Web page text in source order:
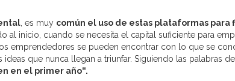
, es muy común el uso de estas plataformas para
al inicio, cuando se necesita el capital suficiente para
emprendedores se pueden encontrar con lo que se
ideas que nunca llegan a triunfar. Siguiendo las palabras
en el primer año“.